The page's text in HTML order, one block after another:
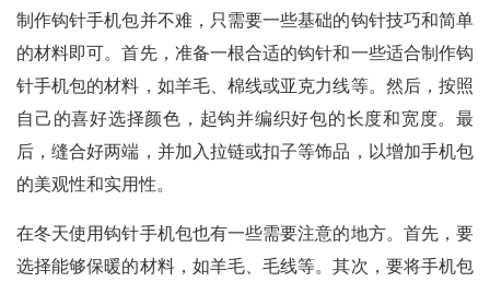
制作钩针手机包并不难，只需要一些基础的钩针技巧和简单
的材料即可。首先，准备一根合适的钩针和一些适合制作钩
针手机包的材料，如羊毛、棉线或亚克力线等。然后，按照
自己的喜好选择颜色，起钩并编织好包的长度和宽度。最
后，缝合好两端，并加入拉链或扣子等饰品，以增加手机包
的美观性和实用性。
在冬天使用钩针手机包也有一些需要注意的地方。首先，要
选择能够保暖的材料，如羊毛、毛线等。其次，要将手机包